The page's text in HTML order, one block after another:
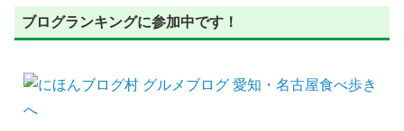
ブログランキングに参加中です！